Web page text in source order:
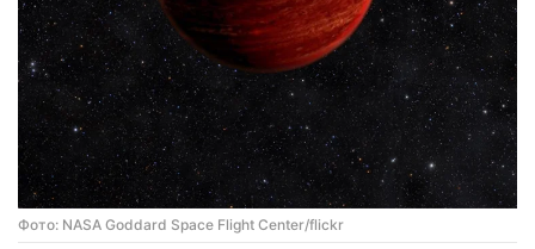
Фото: NASA Goddard Space Flight Center/flickr